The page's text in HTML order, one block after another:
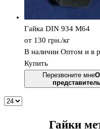
Гайка DIN 934 M64
от 130 грн./кг
В наличии Оптом и в
Купить
Перезвоните мне
Гайки